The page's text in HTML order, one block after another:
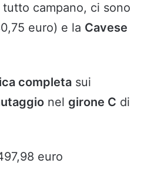
campano, ci sono
euro) e la Cavese
completa sui
nel girone C di
euro